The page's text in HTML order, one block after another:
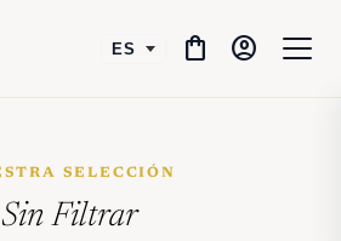
shopping_bag account_circle
SELECCIÓN
Sin Filtrar